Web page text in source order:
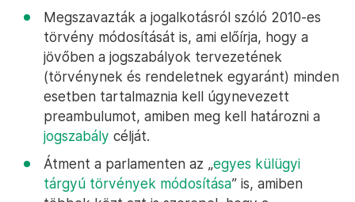
Megszavazták a jogalkotásról szóló 2010-es
törvény módosítását is, ami előírja, hogy a
jövőben a jogszabályok tervezetének
(törvénynek és rendeletnek egyaránt) minden
esetben tartalmaznia kell úgynevezett
preambulumot, amiben meg kell határozni a
jogszabály célját.
Átment a parlamenten az „egyes külügyi
tárgyú törvények módosítása” is, amiben